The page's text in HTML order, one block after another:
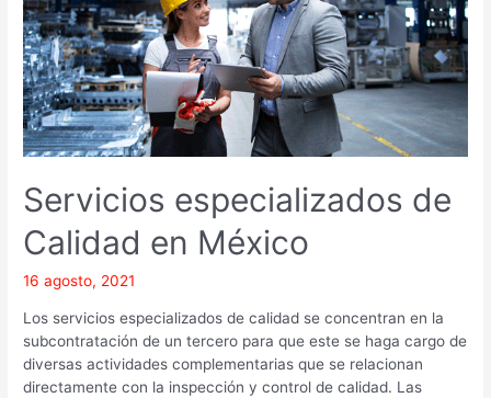
Servicios especializados de
Calidad en México
16 agosto, 2021
Los servicios especializados de calidad se concentran en la
subcontratación de un tercero para que este se haga cargo de
diversas actividades complementarias que se relacionan
directamente con la inspección y control de calidad. Las